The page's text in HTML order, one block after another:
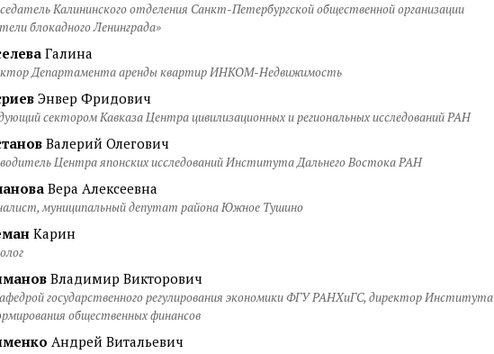
Калининского отделения Санкт-Петербургской общественной организации
блокадного Ленинграда»
Галина
Департамента аренды квартир ИНКОМ-Недвижимость
Энвер Фридович
сектором Кавказа Центра цивилизационных и региональных исследований РАН
Валерий Олегович
Центра японских исследований Института Дальнего Востока РАН
Вера Алексеевна
муниципальный депутат района Южное Тушино
Карин
Владимир Викторович
государственного регулирования экономики ФГУ РАНХиГС, директор Института
общественных финансов
Андрей Витальевич